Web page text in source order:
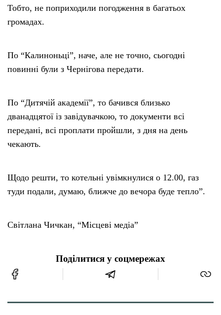
Тобто, не поприходили погодження в багатьох
громадах.
По “Калиноньці”, наче, але не точно, сьогодні
повинні були з Чернігова передати.
По “Дитячій академії”, то бачився близько
дванадцятої із завідувачкою, то документи всі
передані, всі проплати пройшли, з дня на день
чекають.
Щодо решти, то котельні увімкнулися о 12.00, газ
туди подали, думаю, ближче до вечора буде тепло”.
Світлана Чичкан, “Місцеві медіа”
Поділитися у соцмережах